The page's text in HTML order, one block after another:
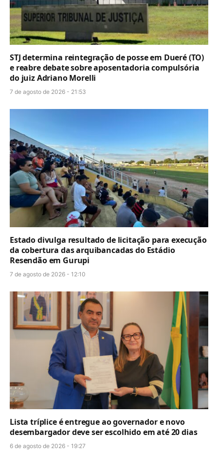
STJ determina reintegração de posse em Dueré (TO)
e reabre debate sobre aposentadoria compulsória
do juiz Adriano Morelli
7 de agosto de 2026 - 21:53
Estado divulga resultado de licitação para execução
da cobertura das arquibancadas do Estádio
Resendão em Gurupi
7 de agosto de 2026 - 12:10
Lista tríplice é entregue ao governador e novo
desembargador deve ser escolhido em até 20 dias
6 de agosto de 2026 - 19:27